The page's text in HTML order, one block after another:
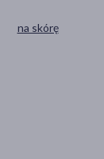
na skórę